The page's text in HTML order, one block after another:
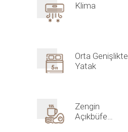
Klima
Orta Genişlikte
Yatak
Zengin
Açıkbüfe